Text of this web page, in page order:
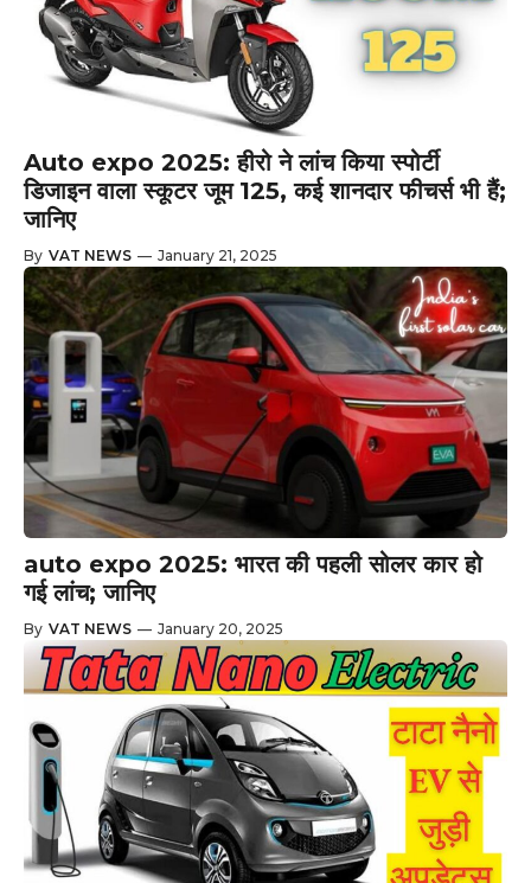
Auto expo 2025: हीरो ने लांच किया स्पोर्टी
डिजाइन वाला स्कूटर जूम 125, कई शानदार फीचर्स भी हैं;
जानिए
By VAT NEWS — January 21, 2025
auto expo 2025: भारत की पहली सोलर कार हो
गई लांच; जानिए
By VAT NEWS — January 20, 2025